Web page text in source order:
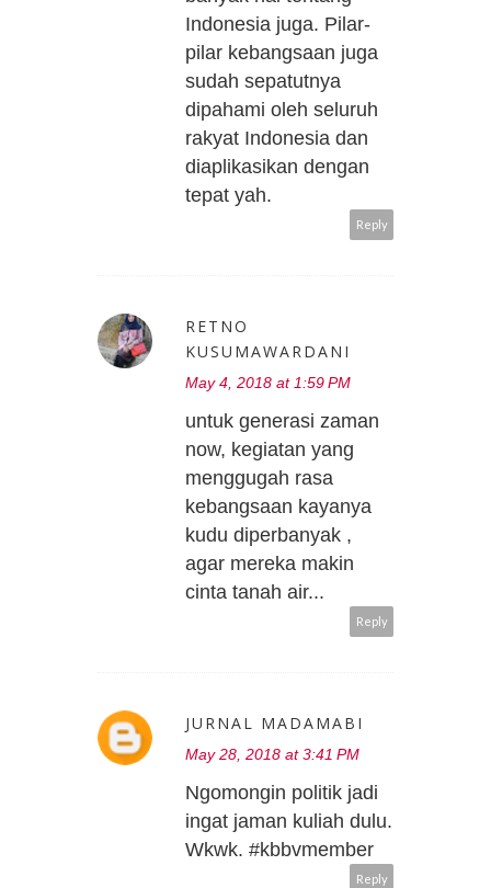
Indonesia juga. Pilar-
pilar kebangsaan juga
sudah sepatutnya
dipahami oleh seluruh
rakyat Indonesia dan
diaplikasikan dengan
tepat yah.
Reply
RETNO
KUSUMAWARDANI
May 4, 2018 at 1:59 PM
untuk generasi zaman
now, kegiatan yang
menggugah rasa
kebangsaan kayanya
kudu diperbanyak ,
agar mereka makin
cinta tanah air...
Reply
JURNAL MADAMABI
May 28, 2018 at 3:41 PM
Ngomongin politik jadi
ingat jaman kuliah dulu.
Wkwk. #kbbvmember
Reply